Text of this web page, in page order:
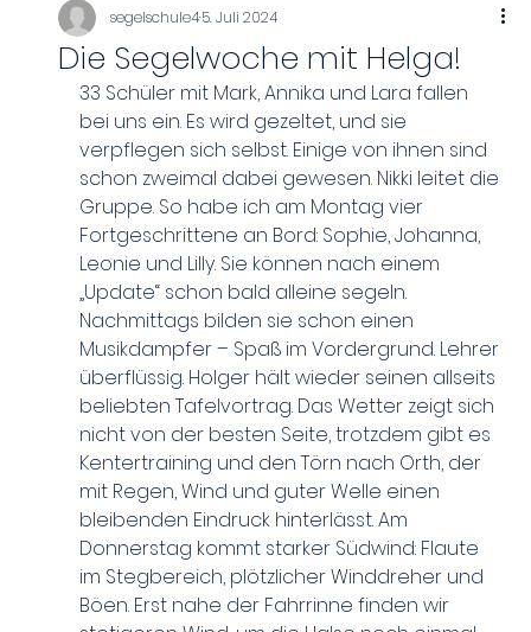
Die Segelwoche mit Helga!
segelschule45. Juli 2024
33 Schüler mit Mark, Annika und Lara fallen
bei uns ein. Es wird gezeltet, und sie
verpflegen sich selbst. Einige von ihnen sind
schon zweimal dabei gewesen. Nikki leitet die
Gruppe. So habe ich am Montag vier
Fortgeschrittene an Bord: Sophie, Johanna,
Leonie und Lilly. Sie können nach einem
„Update“ schon bald alleine segeln.
Nachmittags bilden sie schon einen
Musikdampfer – Spaß im Vordergrund. Lehrer
überflüssig. Holger hält wieder seinen allseits
beliebten Tafelvortrag. Das Wetter zeigt sich
nicht von der besten Seite, trotzdem gibt es
Kentertraining und den Törn nach Orth, der
mit Regen, Wind und guter Welle einen
bleibenden Eindruck hinterlässt. Am
Donnerstag kommt starker Südwind: Flaute
im Stegbereich, plötzlicher Winddreher und
Böen. Erst nahe der Fahrrinne finden wir